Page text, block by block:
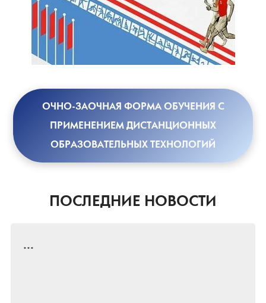
ОЧНО-ЗАОЧНАЯ ФОРМА ОБУЧЕНИЯ С
ПРИМЕНЕНИЕМ ДИСТАНЦИОННЫХ
ОБРАЗОВАТЕЛЬНЫХ ТЕХНОЛОГИЙ
ПОСЛЕДНИЕ НОВОСТИ
...